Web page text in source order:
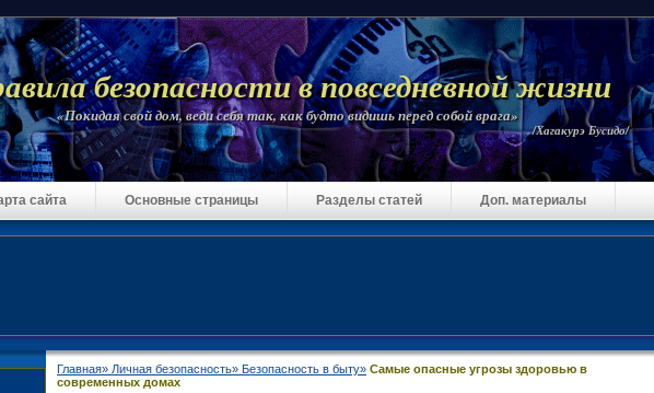
Главная» Личная безопасность» Безопасность в быту» Самые опасные угрозы здоровью в
современных домах
безопасности в повседневной жизни
«Покидая свой дом, веди себя так, как будто видишь перед собой врага»
/Хагакурэ Бусидо/
сайта Основные страницы Разделы статей Доп. материалы